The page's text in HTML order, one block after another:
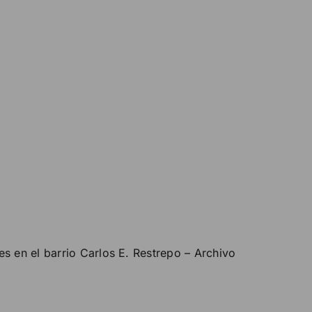
en el barrio Carlos E. Restrepo – Archivo